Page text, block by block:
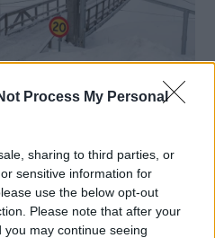
Process My Personal
sharing to third parties, or
sensitive information for
use the below opt-out
Please note that after your
may continue seeing
får rulla över bron till Tängsta.
bra i småbilen